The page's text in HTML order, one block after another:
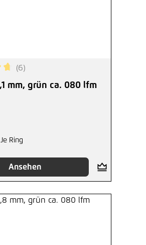
Bewertung von 4.83 von 5
(6)
mm, grün ca. 080 lfm
Ring
Ansehen